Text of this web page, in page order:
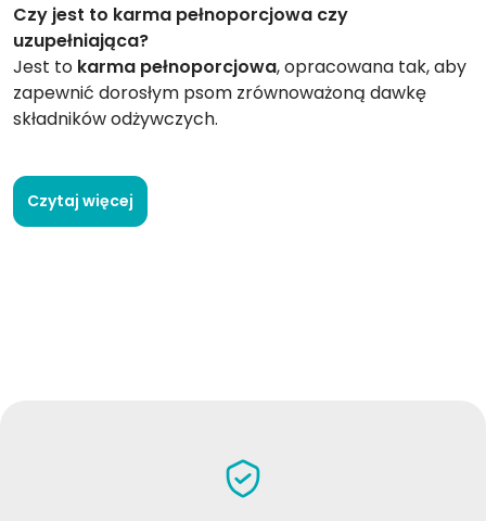
Czy jest to karma pełnoporcjowa czy
uzupełniająca?
Jest to karma pełnoporcjowa, opracowana tak, aby
zapewnić dorosłym psom zrównoważoną dawkę
składników odżywczych.
Tuńczyk
, lekkie i łatwo przyswajalne białko
pochodzenia morskiego.
zdrowie skóry, sierści i serca.
Jaką rolę odgrywają kwasy omega-3 i omega-6?
Czytaj więcej